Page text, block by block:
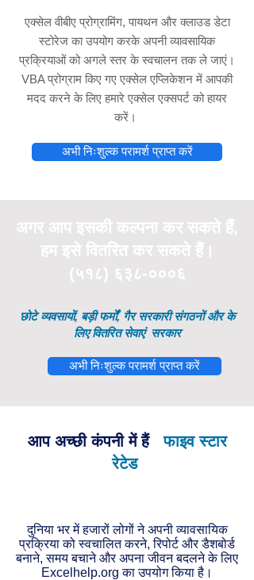
एक्सेल वीबीए प्रोग्रामिंग, पायथन और क्लाउड डेटा
स्टोरेज का उपयोग करके अपनी व्यावसायिक
प्रक्रियाओं को अगले स्तर के स्वचालन तक ले जाएं।
VBA प्रोग्राम किए गए एक्सेल एप्लिकेशन में आपकी
मदद करने के लिए हमारे एक्सेल एक्सपर्ट को हायर
करें।
अभी निःशुल्क परामर्श प्राप्त करें
अगर आप इसकी कल्पना कर सकते हैं,
हम इसे वितरित कर सकते हैं।
(५१८) ६३८-०००६
छोटे व्यवसायों, बड़ी फर्मों, गैर सरकारी संगठनों और के
लिए वितरित सेवाएं
सरकार
अभी निःशुल्क परामर्श प्राप्त करें
आप अच्छी कंपनी में हैं
फाइव स्टार
रेटेड
दुनिया भर में हजारों लोगों ने अपनी व्यावसायिक
प्रक्रिया को स्वचालित करने, रिपोर्ट और डैशबोर्ड
बनाने, समय बचाने और अपना जीवन बदलने के लिए
Excelhelp.org का उपयोग किया है।